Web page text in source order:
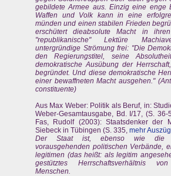
gebildete Armee aus. Einzig eine enge
Waffen und Volk kann in eine
münden und einen stabilen Frieden
erschütert dieabsolute Macht in
"republikanische" Lektüre
untergründige Strömung frei: "Die
den Regierungstitel, seine
demokratische Ausübung der
begründet. Und diese demokratische
einer bewaffneten Macht ausgehen."
constituente)
Aus Max Weber: Politik als Beruf, in:
Weber-Gesamtausgabe, Bd. I/17, (S.
Fas, Rudolf (2003): Staatsdenker der
Siebeck in Tübingen (S. 335, mehr
Der Staat ist, ebenso wie die
vorausgehenden politischen Verbände,
legitimen (das heißt: als legitim
gestütztes Herrschaftsverhältnis
Menschen.